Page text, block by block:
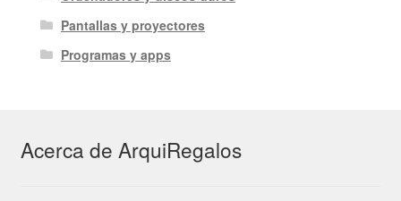
Pantallas y proyectores
Programas y apps
Acerca de ArquiRegalos